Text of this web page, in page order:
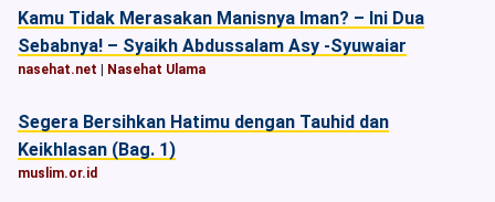
Kamu Tidak Merasakan Manisnya Iman? – Ini Dua
Sebabnya! – Syaikh Abdussalam Asy -Syuwaiar
nasehat.net Nasehat Ulama
Segera Bersihkan Hatimu dengan Tauhid dan
Keikhlasan (Bag. 1)
muslim.or.id